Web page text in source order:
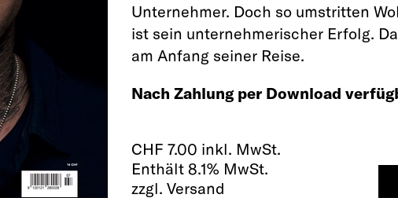
Unternehmer. Doch so umstritten
ist sein unternehmerischer Erfolg.
am Anfang seiner Reise.
Nach Zahlung per Download
CHF 7.00 inkl. MwSt.
Enthält 8.1% MwSt.
zzgl. Versand